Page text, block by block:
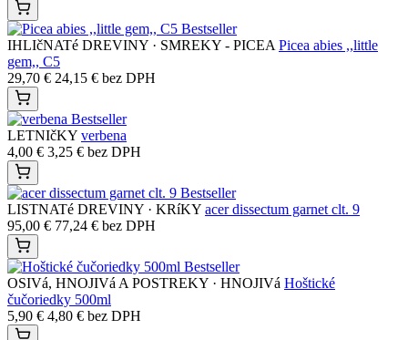
Bestseller
IHLIčNATé DREVINY · SMREKY - PICEA Picea abies ,,little
gem,, C5
29,70 € 24,15 € bez DPH
Bestseller
LETNIčKY verbena
4,00 € 3,25 € bez DPH
Bestseller
LISTNATé DREVINY · KRíKY acer dissectum garnet clt. 9
95,00 € 77,24 € bez DPH
Bestseller
OSIVá, HNOJIVá A POSTREKY · HNOJIVá Hoštické
čučoriedky 500ml
5,90 € 4,80 € bez DPH